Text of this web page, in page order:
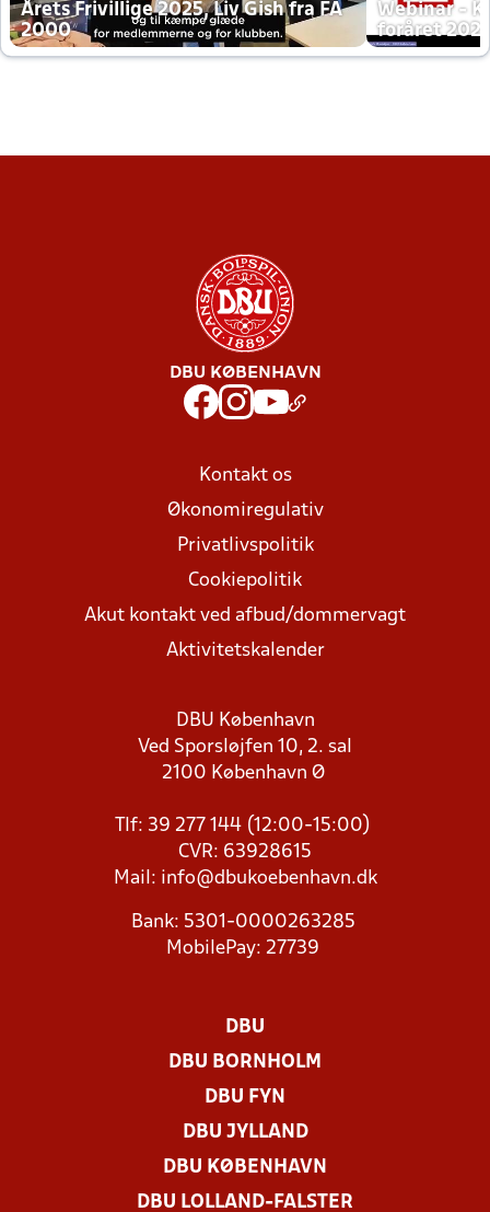
Årets Frivillige 2025, Liv Gish fra FA
2000
Webinar -
foråret
DBU KØBENHAVN
Kontakt os
Økonomiregulativ
Privatlivspolitik
Cookiepolitik
Akut kontakt ved afbud/dommervagt
Aktivitetskalender
DBU København
Ved Sporsløjfen 10, 2. sal
2100 København Ø
Tlf: 39 277 144 (12:00-15:00)
CVR: 63928615
Mail: info@dbukoebenhavn.dk
Bank: 5301-0000263285
MobilePay: 27739
DBU
DBU BORNHOLM
DBU FYN
DBU JYLLAND
DBU KØBENHAVN
DBU LOLLAND-FALSTER